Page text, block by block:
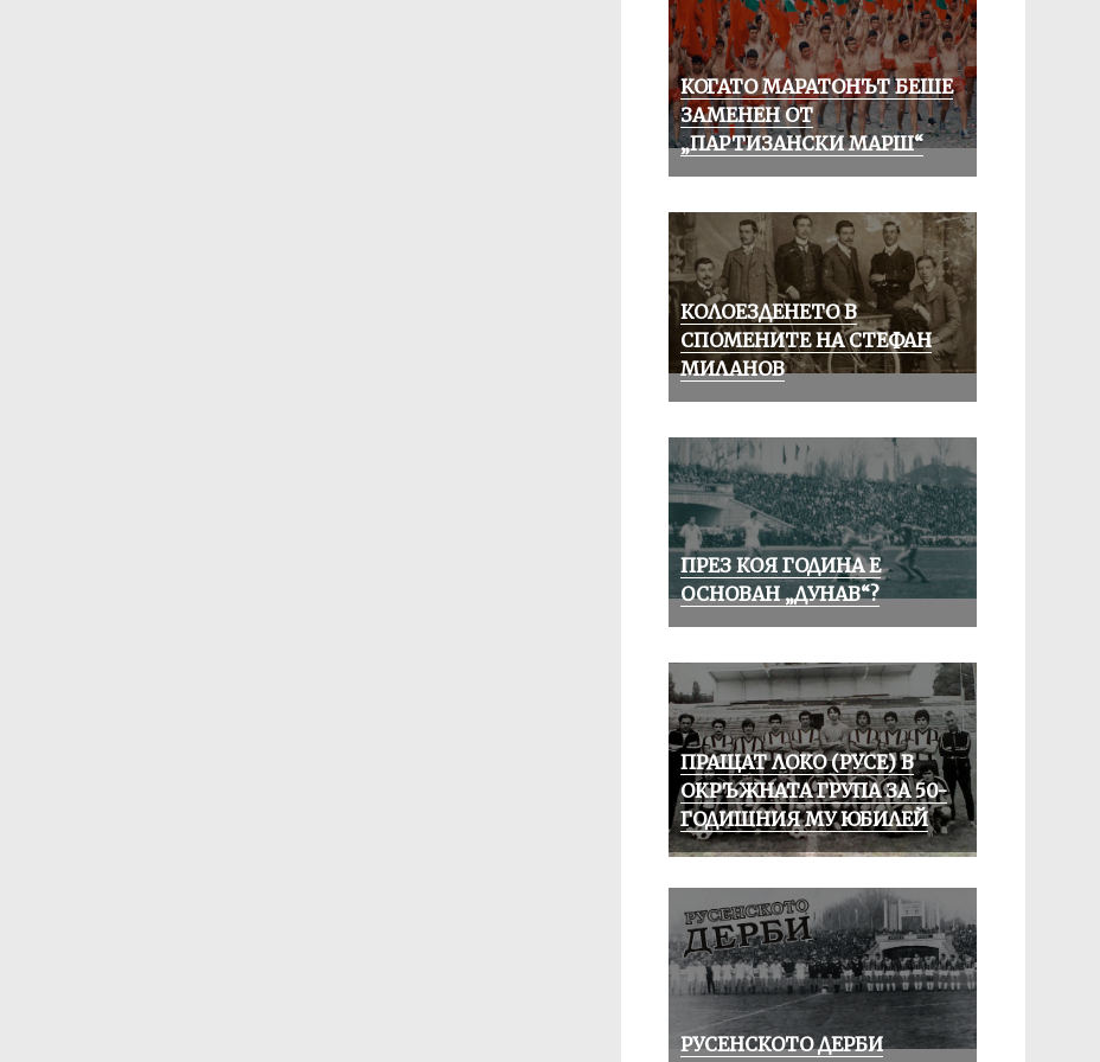
КОГАТО МАРАТОНЪТ БЕШЕ
ЗАМЕНЕН ОТ
„ПАРТИЗАНСКИ МАРШ“
КОЛОЕЗДЕНЕТО В
СПОМЕНИТЕ НА СТЕФАН
МИЛАНОВ
ПРЕЗ КОЯ ГОДИНА Е
ОСНОВАН „ДУНАВ“?
ПРАЩАТ ЛОКО (РУСЕ) В
ОКРЪЖНАТА ГРУПА ЗА 50-
ГОДИШНИЯ МУ ЮБИЛЕЙ
РУСЕНСКОТО ДЕРБИ